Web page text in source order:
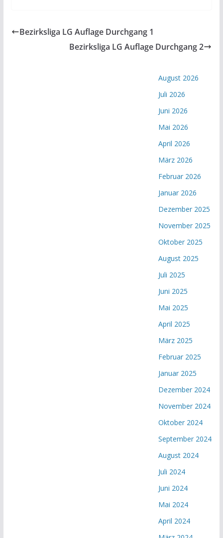
Bezirksliga LG Auflage Durchgang 1
Bezirksliga LG Auflage Durchgang 2
August 2026
Juli 2026
Juni 2026
Mai 2026
April 2026
März 2026
Februar 2026
Januar 2026
Dezember 2025
November 2025
Oktober 2025
August 2025
Juli 2025
Juni 2025
Mai 2025
April 2025
März 2025
Februar 2025
Januar 2025
Dezember 2024
November 2024
Oktober 2024
September 2024
August 2024
Juli 2024
Juni 2024
Mai 2024
April 2024